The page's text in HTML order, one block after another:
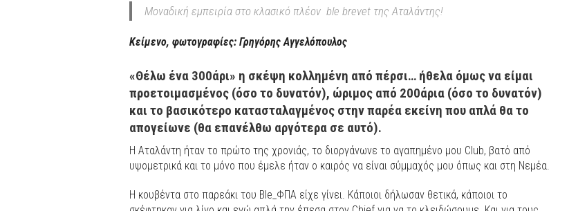
Μοναδική εμπειρία στο κλασικό πλέον ble brevet της Αταλάντης!
Κείμενο, φωτογραφίες: Γρηγόρης Αγγελόπουλος
«Θέλω ένα 300άρι» η σκέψη κολλημένη από πέρσι… ήθελα όμως να είμαι
προετοιμασμένος (όσο το δυνατόν), ώριμος από 200άρια (όσο το δυνατόν)
και το βασικότερο κατασταλαγμένος στην παρέα εκείνη που απλά θα το
απογείωνε (θα επανέλθω αργότερα σε αυτό).
Η Αταλάντη ήταν το πρώτο της χρονιάς, το διοργάνωνε το αγαπημένο μου Club, βατό από
υψομετρικά και το μόνο που έμελε ήταν ο καιρός να είναι σύμμαχός μου όπως και στη Νεμέα.
Η κουβέντα στο παρεάκι του Ble_ΦΠΑ είχε γίνει. Κάποιοι δήλωσαν θετικά, κάποιοι το